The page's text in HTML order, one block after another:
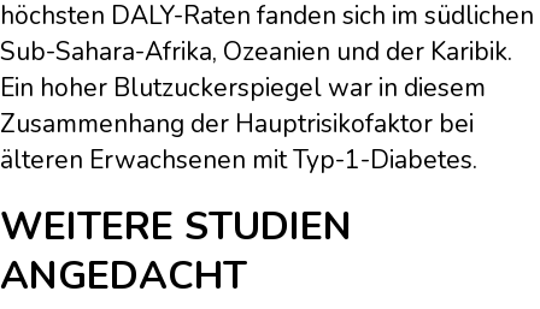
höchsten DALY-Raten fanden sich im südlichen
Sub-Sahara-Afrika, Ozeanien und der Karibik.
Ein hoher Blutzuckerspiegel war in diesem
Zusammenhang der Hauptrisikofaktor bei
älteren Erwachsenen mit Typ-1-Diabetes.
WEITERE STUDIEN
ANGEDACHT